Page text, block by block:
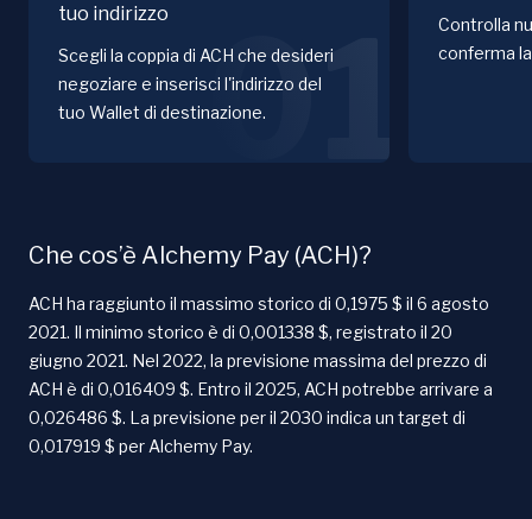
tuo indirizzo
Scegli la coppia di ACH che desideri
negoziare e inserisci l'indirizzo del
tuo Wallet di destinazione.01
Controlla
conferma
Che cos’è Alchemy Pay (ACH)?
ACH ha raggiunto il massimo storico di 0,1975 $ il 6 agosto
2021. Il minimo storico è di 0,001338 $, registrato il 20
giugno 2021. Nel 2022, la previsione massima del prezzo di
ACH è di 0,016409 $. Entro il 2025, ACH potrebbe arrivare a
0,026486 $. La previsione per il 2030 indica un target di
0,017919 $ per Alchemy Pay.